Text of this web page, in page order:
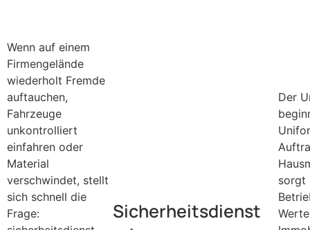
Wenn auf einem
Firmengelände
wiederholt Fremde
auftauchen,
Fahrzeuge
unkontrolliert
einfahren oder
Material
verschwindet, stellt
sich schnell die
Frage:
Sicherheitsdienst
Der
sorgt